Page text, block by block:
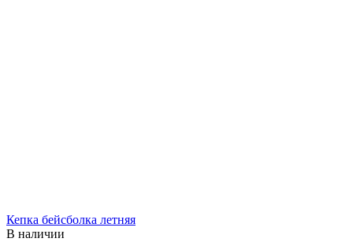
Кепка бейсболка летняя
В наличии